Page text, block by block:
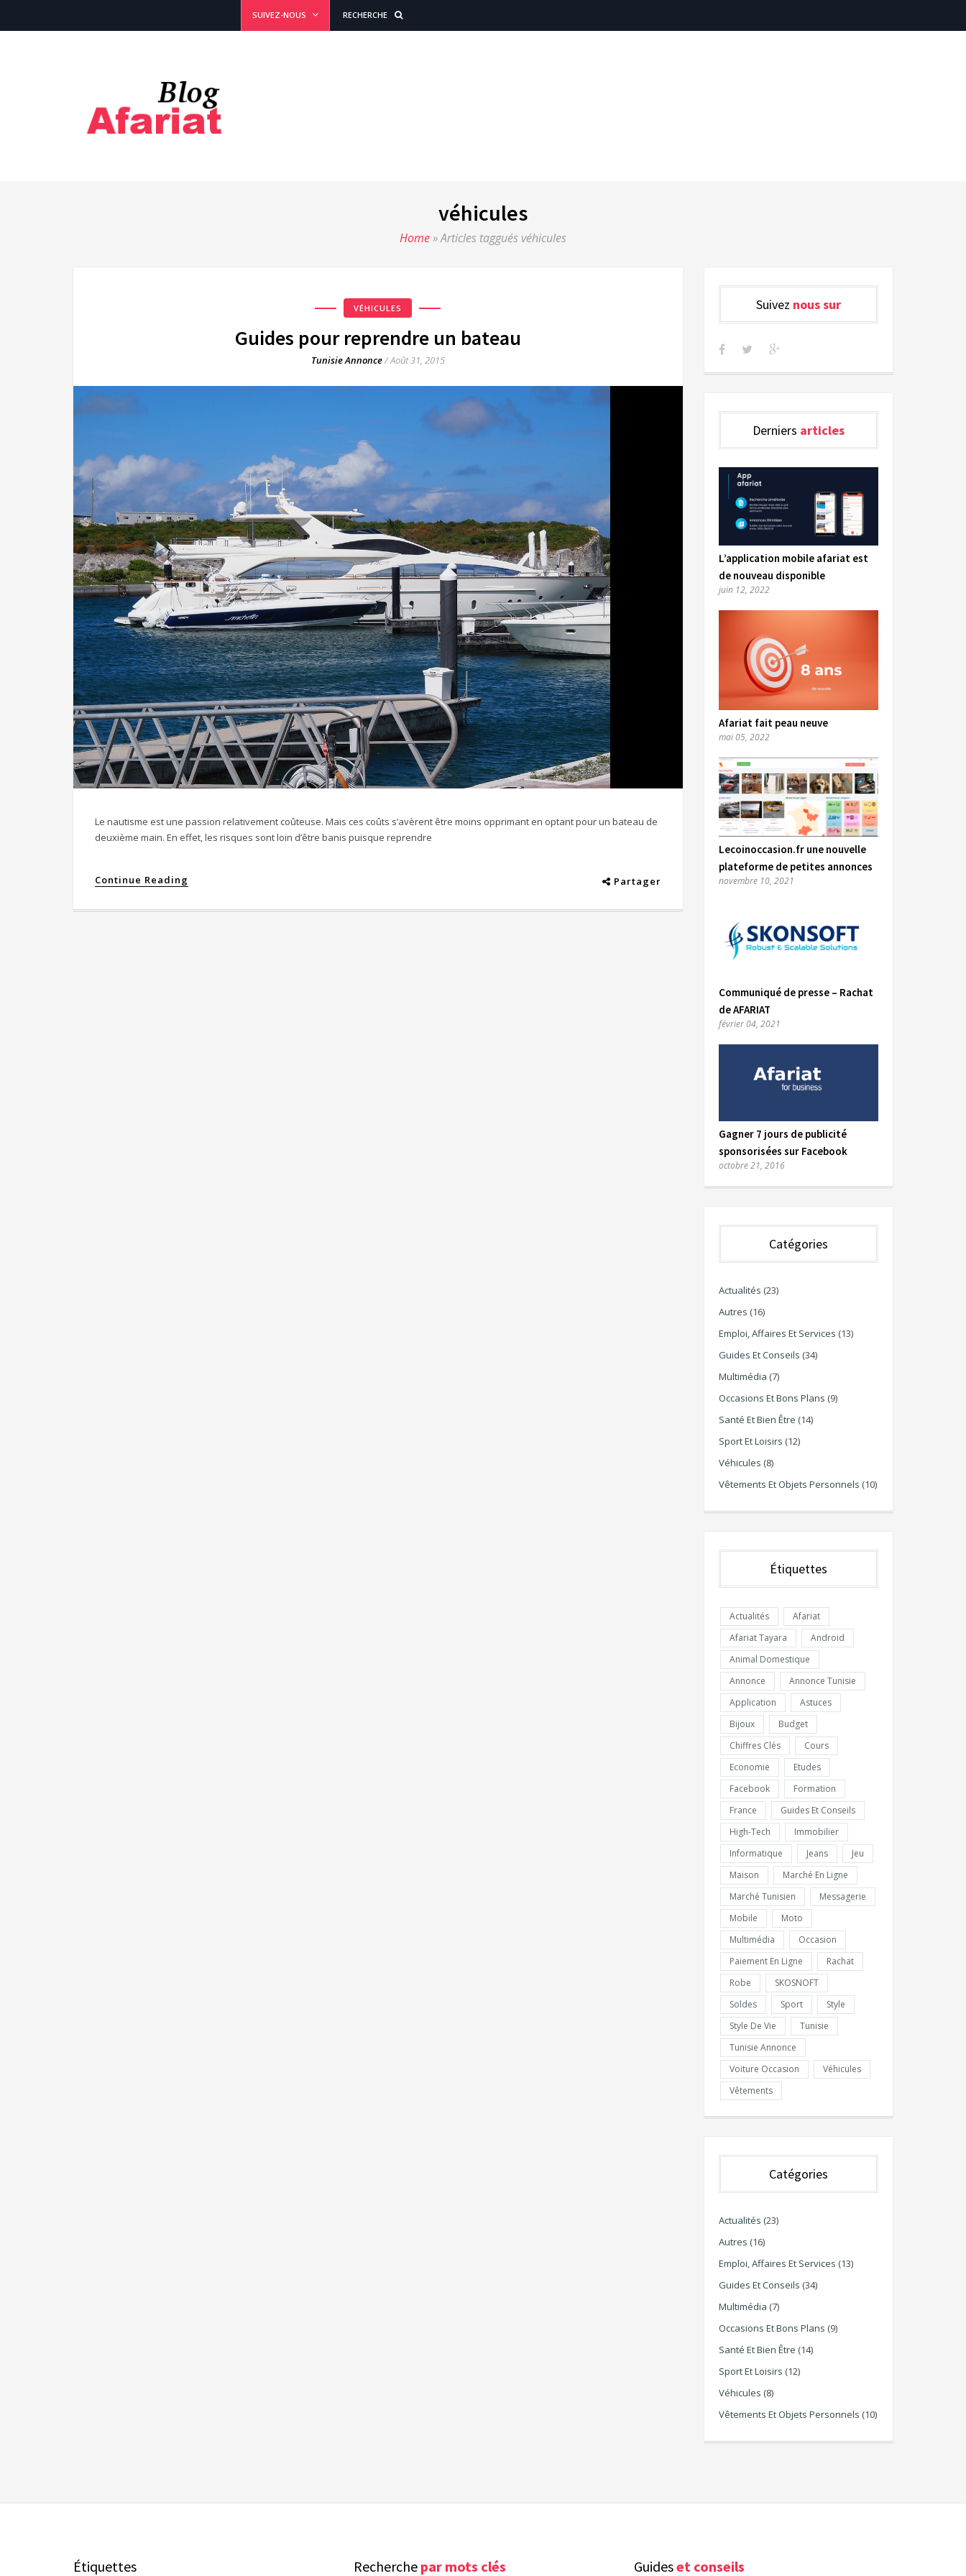
SUIVEZ-NOUS RECHERCHE
véhicules
Home»Articles taggués véhicules
VÉHICULES
Guides pour reprendre un bateau
Tunisie Annonce/Août 31, 2015
Le nautisme est une passion relativement coûteuse. Mais ces coûts s’avèrent être moins opprimant en optant pour un bateau de
deuxième main. En effet, les risques sont loin d’être banis puisque reprendre
Continue Reading Partager
Suivez nous sur
Derniers articles
L’application mobile afariat est
de nouveau disponible
juin 12, 2022
Afariat fait peau neuve
mai 05, 2022
Lecoinoccasion.fr une nouvelle
plateforme de petites annonces
novembre 10, 2021
Communiqué de presse – Rachat
de AFARIAT
février 04, 2021
Gagner 7 jours de publicité
sponsorisées sur Facebook
octobre 21, 2016
Catégories
Actualités (23)
Autres (16)
Emploi, Affaires Et Services (13)
Guides Et Conseils (34)
Multimédia (7)
Occasions Et Bons Plans (9)
Santé Et Bien Être (14)
Sport Et Loisirs (12)
Véhicules (8)
Vêtements Et Objets Personnels (10)
Étiquettes
Actualités
Afariat
Afariat Tayara
Android
Animal Domestique
Annonce
Annonce Tunisie
Application
Astuces
Bijoux
Budget
Chiffres Clés
Cours
Economie
Etudes
Facebook
Formation
France
Guides Et Conseils
High-Tech
Immobilier
Informatique
Jeans
Jeu
Maison
Marché En Ligne
Marché Tunisien
Messagerie
Mobile
Moto
Multimédia
Occasion
Paiement En Ligne
Rachat
Robe
SKOSNOFT
Soldes
Sport
Style
Style De Vie
Tunisie
Tunisie Annonce
Voiture Occasion
Véhicules
Vêtements
Catégories
Actualités (23)
Autres (16)
Emploi, Affaires Et Services (13)
Guides Et Conseils (34)
Multimédia (7)
Occasions Et Bons Plans (9)
Santé Et Bien Être (14)
Sport Et Loisirs (12)
Véhicules (8)
Vêtements Et Objets Personnels (10)
Étiquettes Recherche par mots clés Guideset conseils